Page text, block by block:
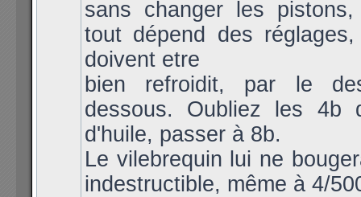
sans changer les
tout dépend des
doivent etre
bien refroidit, par le
dessous. Oubliez les 4b
d'huile, passer à 8b.
Le vilebrequin lui ne
indestructible, même à 4/